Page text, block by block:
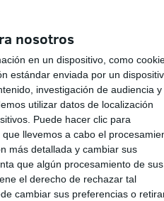
nosotros
en un dispositivo, como
estándar enviada por un
investigación de audiencia y
utilizar datos de localización
Puede hacer clic para
llevemos a cabo el
más detallada y cambiar sus
que algún procesamiento de sus
el derecho de rechazar tal
cambiar sus preferencias o
están
por
que
para